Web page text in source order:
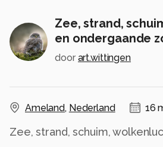
Zee, strand,
en ondergaande
door art.wittingen
Ameland, Nederland 16
Zee, strand, schuim,